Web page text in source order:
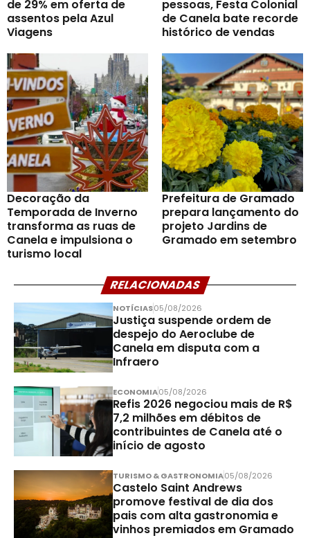
de 29% em oferta de
assentos pela Azul
Viagens
pessoas, Festa Colonial
de Canela bate recorde
histórico de vendas
Decoração da
Temporada de Inverno
transforma as ruas de
Canela e impulsiona o
turismo local
Prefeitura de Gramado
prepara lançamento do
projeto Jardins de
Gramado em setembro
RELACIONADAS
NOTÍCIAS05/08/2026
Justiça suspende ordem de
despejo do Aeroclube de
Canela em disputa com a
Infraero
ECONOMIA05/08/2026
Refis 2026 negociou mais de R$
7,2 milhões em débitos de
contribuintes de Canela até o
início de agosto
TURISMO & GASTRONOMIA05/08/2026
Castelo Saint Andrews
promove festival de dia dos
pais com alta gastronomia e
vinhos premiados em Gramado